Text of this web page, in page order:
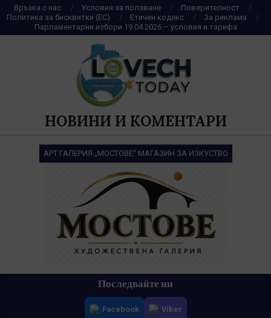
Skip
to
content
Връзка с нас Условия за ползване
Поверителност
Политика за бисквитки (ЕС)
Етичен кодекс
За реклама
Парламентарни избори 19.04.2026 – условия и тарифа
НОВИНИ И КОМЕНТАРИ
АРТ ГАЛЕРИЯ „МОСТОВЕ“ МАГАЗИН ЗА ИЗКУСТВО
Последвайте ни
Facebook Viber